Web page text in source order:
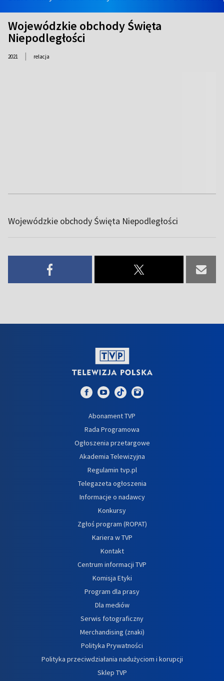
Wojewódzkie obchody Święta
Niepodległości
2021 | relacja
Wojewódzkie obchody Święta Niepodległości
Abonament TVP
Rada Programowa
Ogłoszenia przetargowe
Akademia Telewizyjna
Regulamin tvp.pl
Telegazeta ogłoszenia
Informacje o nadawcy
Konkursy
Zgłoś program (ROPAT)
Kariera w TVP
Kontakt
Centrum informacji TVP
Komisja Etyki
Program dla prasy
Dla mediów
Serwis fotograficzny
Merchandising (znaki)
Polityka Prywatności
Polityka przeciwdziałania nadużyciom i korupcji
Sklep TVP